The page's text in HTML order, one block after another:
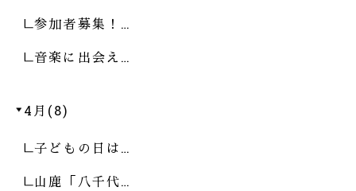
参加者募集！…
音楽に出会え…
4月(8)
子どもの日は…
山鹿「八千代…